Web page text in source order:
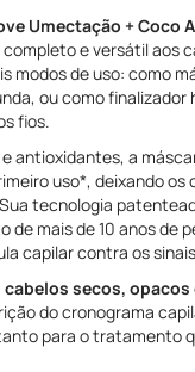
Umectação + Coco
e versátil aos
modos de uso: como
ou como finalizador
fios.
antioxidantes, a
uso*, deixando os
tecnologia
mais de 10 anos de
capilar contra os
cabelos secos,
do cronograma
para o tratamento